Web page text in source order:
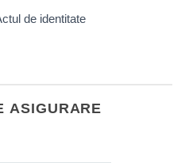
de identitate
ASIGURARE